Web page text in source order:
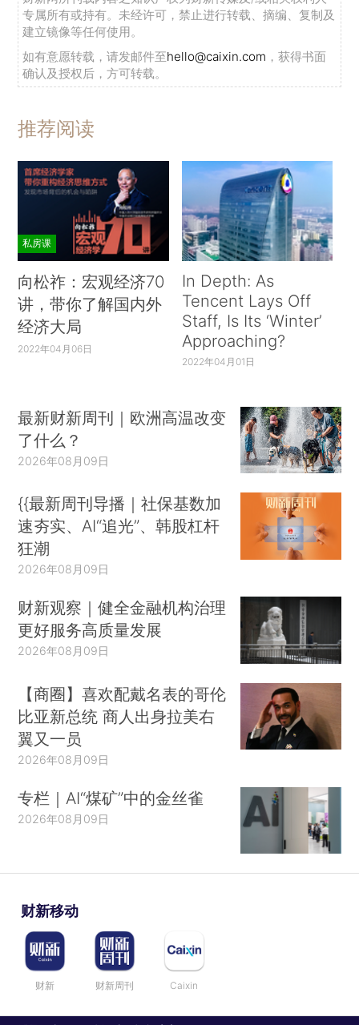
专属所有或持有。未经许可，禁止进行转载、摘编、复制及
建立镜像等任何使用。
如有意愿转载，请发邮件至hello@caixin.com ，获得书面
确认及授权后，方可转载。
推荐阅读
私房课
向松祚：宏观经济70
讲，带你了解国内外
经济大局
2022年04月06日
In Depth: As
Tencent Lays Off
Staff, Is Its ‘Winter’
Approaching?
2022年04月01日
最新财新周刊｜欧洲高温改变
了什么？
2026年08月09日
{{最新周刊导播｜社保基数加
速夯实、AI“追光”、韩股杠杆
狂潮
2026年08月09日
财新观察｜健全金融机构治理
更好服务高质量发展
2026年08月09日
【商圈】喜欢配戴名表的哥伦
比亚新总统 商人出身拉美右
翼又一员
2026年08月09日
专栏｜AI“煤矿”中的金丝雀
2026年08月09日
财新移动
财新 财新周刊 Caixin